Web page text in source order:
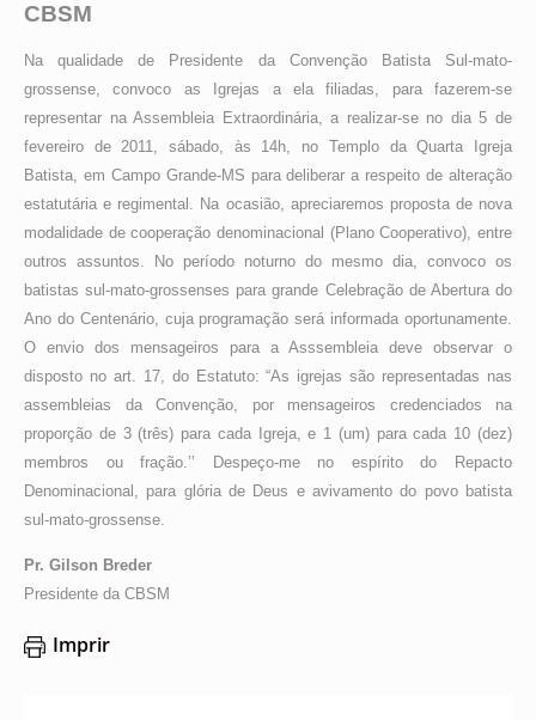
CBSM
Na qualidade de Presidente da Convenção Batista Sul-mato-
grossense, convoco as Igrejas a ela filiadas, para fazerem-se
representar na Assembleia Extraordinária, a realizar-se no dia 5 de
fevereiro de 2011, sábado, às 14h, no Templo da Quarta Igreja
Batista, em Campo Grande-MS para deliberar a respeito de alteração
estatutária e regimental. Na ocasião, apreciaremos proposta de nova
modalidade de cooperação denominacional (Plano Cooperativo), entre
outros assuntos. No período noturno do mesmo dia, convoco os
batistas sul-mato-grossenses para grande Celebração de Abertura do
Ano do Centenário, cuja programação será informada oportunamente.
O envio dos mensageiros para a Asssembleia deve observar o
disposto no art. 17, do Estatuto: “As igrejas são representadas nas
assembleias da Convenção, por mensageiros credenciados na
proporção de 3 (três) para cada Igreja, e 1 (um) para cada 10 (dez)
membros ou fração.’’ Despeço-me no espírito do Repacto
Denominacional, para glória de Deus e avivamento do povo batista
sul-mato-grossense.
Pr. Gilson Breder
Presidente da CBSM
Imprir